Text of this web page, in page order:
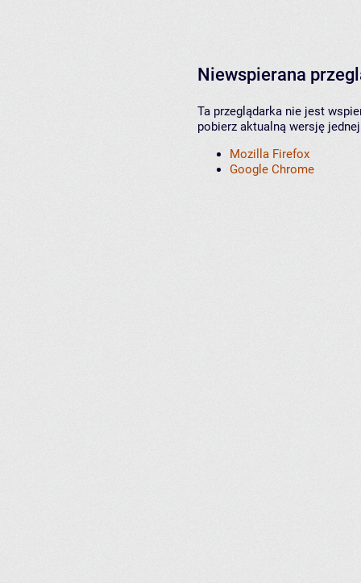
Niewspierana
Ta przeglądarka nie jest
pobierz aktualną wersję
Mozilla Firefox
Google Chrome